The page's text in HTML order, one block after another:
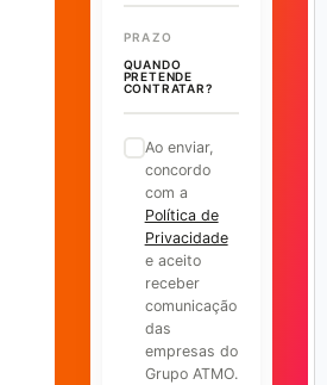
PRAZO
QUANDO
PRETENDE
CONTRATAR?
Ao enviar,
concordo
com a
Política de
Privacidade
e aceito
receber
comunicação
das
empresas do
Grupo ATMO.